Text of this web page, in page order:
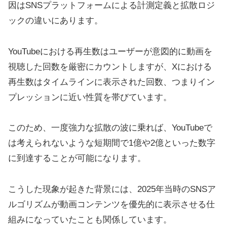
因はSNSプラットフォームによる計測定義と拡散ロジ
ックの違いにあります。
YouTubeにおける再生数はユーザーが意図的に動画を
視聴した回数を厳密にカウントしますが、Xにおける
再生数はタイムラインに表示された回数、つまりイン
プレッションに近い性質を帯びています。
このため、一度強力な拡散の波に乗れば、YouTubeで
は考えられないような短期間で1億や2億といった数字
に到達することが可能になります。
こうした現象が起きた背景には、2025年当時のSNSア
ルゴリズムが動画コンテンツを優先的に表示させる仕
組みになっていたことも関係しています。